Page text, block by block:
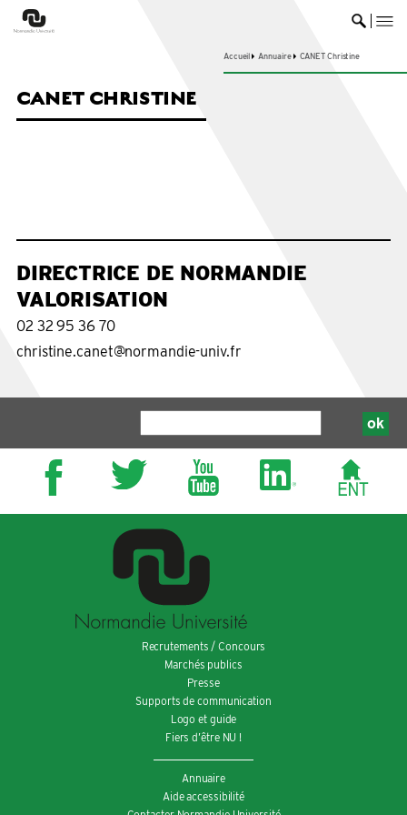
Accueil Annuaire CANET Christine
CANET CHRISTINE
DIRECTRICE DE NORMANDIE
VALORISATION
02 32 95 36 70
christine.canet@normandie-univ.fr
Recrutements / Concours
Marchés publics
Presse
Supports de communication
Logo et guide
Fiers d’être NU !
Annuaire
Aide accessibilité